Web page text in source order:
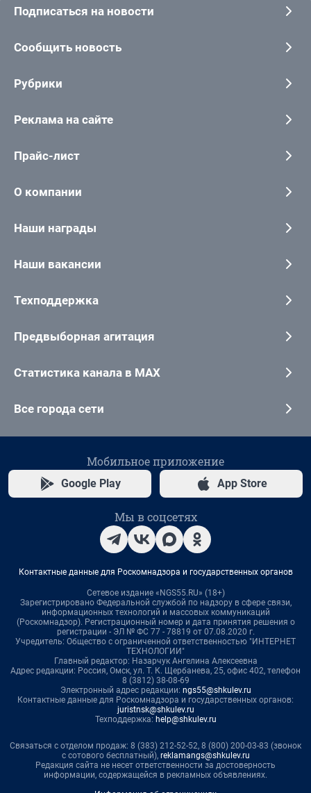
Подписаться на новости
Сообщить новость
Рубрики
Реклама на сайте
Прайс-лист
О компании
Наши награды
Наши вакансии
Техподдержка
Предвыборная агитация
Статистика канала в MAX
Все города сети
Мобильное приложение
Google Play App Store
Мы в соцсетях
Контактные данные для Роскомнадзора и государственных органов
Сетевое издание «NGS55.RU» (18+)
Зарегистрировано Федеральной службой по надзору в сфере связи,
информационных технологий и массовых коммуникаций
(Роскомнадзор). Регистрационный номер и дата принятия решения о
регистрации - ЭЛ № ФС 77 - 78819 от 07.08.2020 г.
Учредитель: Общество с ограниченной ответственностью "ИНТЕРНЕТ
ТЕХНОЛОГИИ"
Главный редактор: Назарчук Ангелина Алексеевна
Адрес редакции: Россия, Омск, ул. Т. К. Щербанева, 25, офис 402, телефон
8 (3812) 38-08-69
Электронный адрес редакции: ngs55@shkulev.ru
Контактные данные для Роскомнадзора и государственных органов:
juristnsk@shkulev.ru
Техподдержка: help@shkulev.ru
Связаться с отделом продаж: 8 (383) 212-52-52, 8 (800) 200-03-83 (звонок
с сотового бесплатный), reklamangs@shkulev.ru
Редакция сайта не несет ответственности за достоверность
информации, содержащейся в рекламных объявлениях.